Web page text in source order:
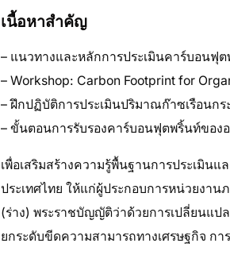
เนื้อหาสำคัญ
– แนวทางและหลักการประเมินคาร์บอนฟุ
– Workshop: Carbon Footprint for
– ฝึกปฏิบัติการประเมินปริมาณก๊าซเรือนก
– ขั้นตอนการรับรองคาร์บอนฟุตพริ้นท์ของ
เพื่อเสริมสร้างความรู้พื้นฐานการประเมิน
ประเทศไทย ให้แก่ผู้ประกอบการหน่วยงาน
(ร่าง) พระราชบัญญัติว่าด้วยการเปลี่ยนแป
ยกระดับขีดความสามารถทางเศรษฐกิจ ก